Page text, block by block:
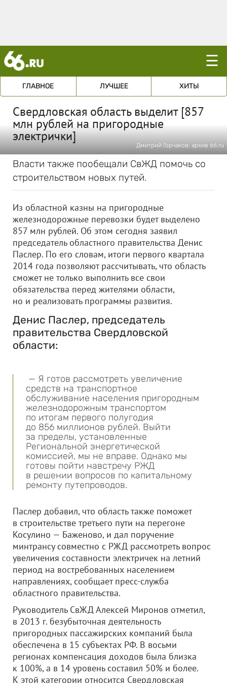
☰
ГЛАВНОЕ ЛУЧШЕЕ ХИТЫ
Свердловская область выделит [857
млн рублей на пригородные
электрички]
Дмитрий Горчаков; архив 66.ru
Власти также пообещали СвЖД помочь со
строительством новых путей.
Из областной казны на пригородные
железнодорожные перевозки будет выделено
857 млн рублей. Об этом сегодня заявил
председатель областного правительства Денис
Паслер. По его словам, итоги первого квартала
2014 года позволяют рассчитывать, что область
сможет не только выполнить все свои
обязательства перед жителями области,
но и реализовать программы развития.
Денис Паслер, председатель
правительства Свердловской
области:
— Я готов рассмотреть увеличение
средств на транспортное
обслуживание населения пригородным
железнодорожным транспортом
по итогам первого полугодия
до 856 миллионов рублей. Выйти
за пределы, установленные
Региональной энергетической
комиссией, мы не вправе. Однако мы
готовы пойти навстречу РЖД
в решении вопросов по капитальному
ремонту путепроводов.
Паслер добавил, что область также поможет
в строительстве третьего пути на перегоне
Косулино — Баженово, и дал поручение
минтрансу совместно с РЖД рассмотреть вопрос
увеличения составности электричек на летний
период на востребованных населением
направлениях, сообщает пресс-служба
областного правительства.
Руководитель СвЖД Алексей Миронов отметил,
в 2013 г. безубыточная деятельность
пригородных пассажирских компаний была
обеспечена в 15 субъектах РФ. В восьми
регионах компенсация доходов была близка
к 100%, а в 14 уровень составил 50% и более.
К этой категории относится Свердловская